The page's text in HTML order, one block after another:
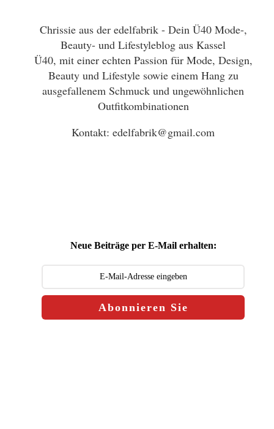
Chrissie aus der edelfabrik - Dein Ü40 Mode-,
Beauty- und Lifestyleblog aus Kassel
Ü40, mit einer echten Passion für Mode, Design,
Beauty und Lifestyle sowie einem Hang zu
ausgefallenem Schmuck und ungewöhnlichen
Outfitkombinationen
Kontakt: edelfabrik@gmail.com
Neue Beiträge per E-Mail erhalten:
Abonnieren Sie